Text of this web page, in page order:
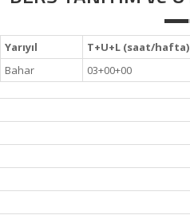
Yarıyıl T+U+L (saat/hafta)
Bahar 03+00+00